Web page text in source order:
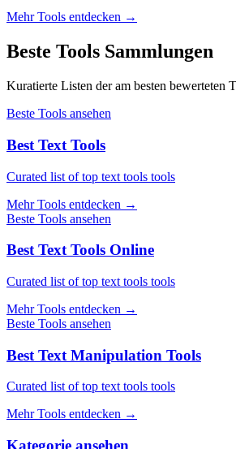
Mehr Tools entdecken →
Beste Tools Sammlungen
Kuratierte Listen der am besten bewerteten
Beste Tools ansehen
Best Text Tools
Curated list of top text tools tools
Mehr Tools entdecken →
Beste Tools ansehen
Best Text Tools Online
Curated list of top text tools tools
Mehr Tools entdecken →
Beste Tools ansehen
Best Text Manipulation Tools
Curated list of top text tools tools
Mehr Tools entdecken →
Kategorie ansehen